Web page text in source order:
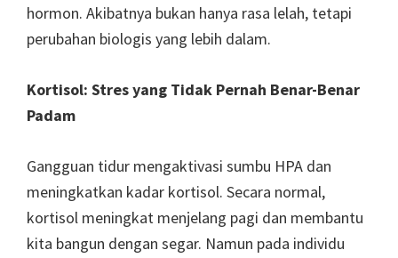
hormon. Akibatnya bukan hanya rasa lelah, tetapi
perubahan biologis yang lebih dalam.
Kortisol: Stres yang Tidak Pernah Benar-Benar
Padam
Gangguan tidur mengaktivasi sumbu HPA dan
meningkatkan kadar kortisol. Secara normal,
kortisol meningkat menjelang pagi dan membantu
kita bangun dengan segar. Namun pada individu